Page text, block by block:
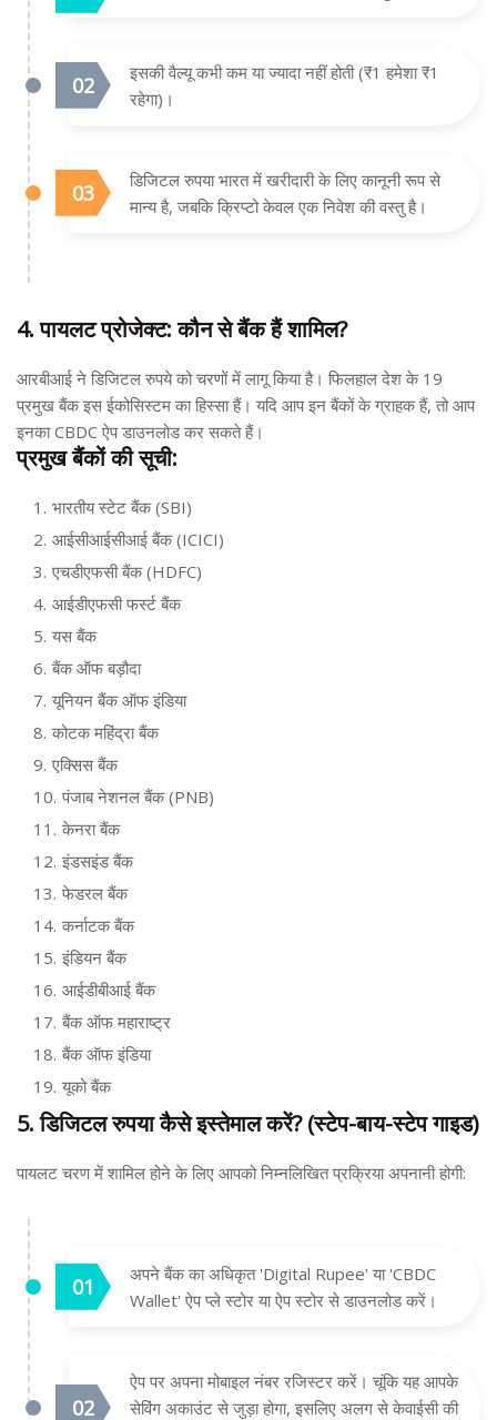
इसकी वैल्यू कभी कम या ज्यादा नहीं होती (₹1 हमेशा ₹1
रहेगा)।
डिजिटल रुपया भारत में खरीदारी के लिए कानूनी रूप से
मान्य है, जबकि क्रिप्टो केवल एक निवेश की वस्तु है।
4. पायलट प्रोजेक्ट: कौन से बैंक हैं शामिल?
आरबीआई ने डिजिटल रुपये को चरणों में लागू किया है। फिलहाल देश के 19
प्रमुख बैंक इस ईकोसिस्टम का हिस्सा हैं। यदि आप इन बैंकों के ग्राहक हैं, तो आप
इनका CBDC ऐप डाउनलोड कर सकते हैं।
प्रमुख बैंकों की सूची:
भारतीय स्टेट बैंक (SBI)
आईसीआईसीआई बैंक (ICICI)
एचडीएफसी बैंक (HDFC)
आईडीएफसी फर्स्ट बैंक
यस बैंक
बैंक ऑफ बड़ौदा
यूनियन बैंक ऑफ इंडिया
कोटक महिंद्रा बैंक
एक्सिस बैंक
पंजाब नेशनल बैंक (PNB)
केनरा बैंक
इंडसइंड बैंक
फेडरल बैंक
कर्नाटक बैंक
इंडियन बैंक
आईडीबीआई बैंक
बैंक ऑफ महाराष्ट्र
बैंक ऑफ इंडिया
यूको बैंक
5. डिजिटल रुपया कैसे इस्तेमाल करें? (स्टेप-बाय-स्टेप गाइड)
पायलट चरण में शामिल होने के लिए आपको निम्नलिखित प्रक्रिया अपनानी होगी:
अपने बैंक का अधिकृत 'Digital Rupee' या 'CBDC
Wallet' ऐप प्ले स्टोर या ऐप स्टोर से डाउनलोड करें।
ऐप पर अपना मोबाइल नंबर रजिस्टर करें। चूंकि यह आपके
सेविंग अकाउंट से जुड़ा होगा, इसलिए अलग से केवाईसी की